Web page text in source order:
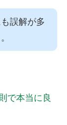
誤解が多
で本当に良